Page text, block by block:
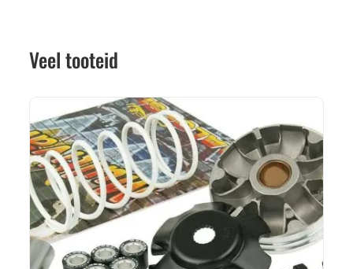
Veel tooteid